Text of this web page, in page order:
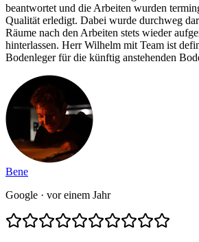
beantwortet und die Arbeiten wurden
Qualität erledigt. Dabei wurde durchweg
Räume nach den Arbeiten stets wieder
hinterlassen. Herr Wilhelm mit Team ist
Bodenleger für die künftig anstehenden
Bene
Google · vor einem Jahr